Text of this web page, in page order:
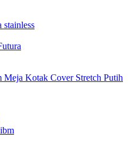
stainless
Kotak Cover Stretch Putih